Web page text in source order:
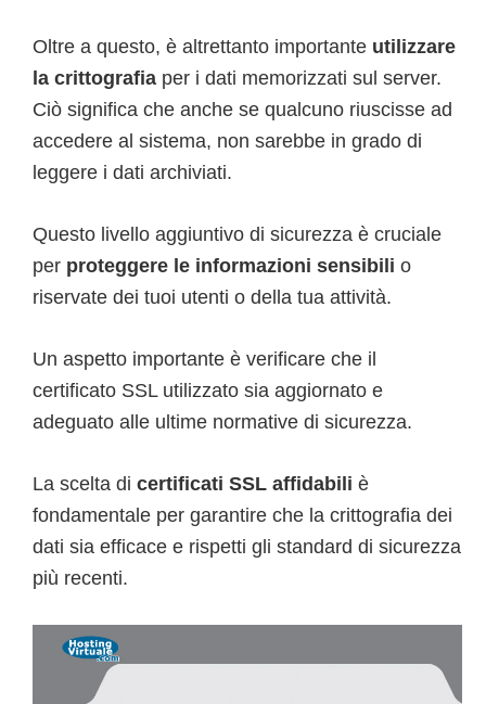
Oltre a questo, è altrettanto importante utilizzare
la crittografia per i dati memorizzati sul server.
Ciò significa che anche se qualcuno riuscisse ad
accedere al sistema, non sarebbe in grado di
leggere i dati archiviati.
Questo livello aggiuntivo di sicurezza è cruciale
per proteggere le informazioni sensibili o
riservate dei tuoi utenti o della tua attività.
Un aspetto importante è verificare che il
certificato SSL utilizzato sia aggiornato e
adeguato alle ultime normative di sicurezza.
La scelta di certificati SSL affidabili è
fondamentale per garantire che la crittografia dei
dati sia efficace e rispetti gli standard di sicurezza
più recenti.